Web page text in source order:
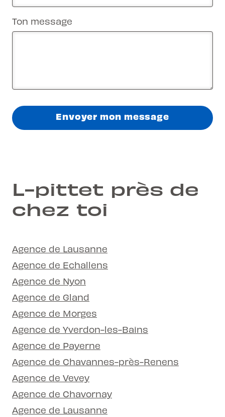
Ton message
Envoyer mon message
L-pittet près de
chez toi
Agence de Lausanne
Agence de Echallens
Agence de Nyon
Agence de Gland
Agence de Morges
Agence de Yverdon-les-Bains
Agence de Payerne
Agence de Chavannes-près-Renens
Agence de Vevey
Agence de Chavornay
Agence de Lausanne